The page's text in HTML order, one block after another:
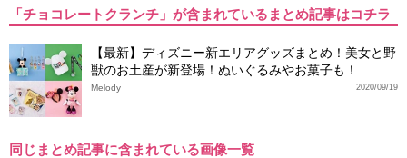
「チョコレートクランチ」が含まれているまとめ記事はコチラ
【最新】ディズニー新エリアグッズまとめ！美女と野
獣のお土産が新登場！ぬいぐるみやお菓子も！
2020/09/19
Melody
同じまとめ記事に含まれている画像一覧